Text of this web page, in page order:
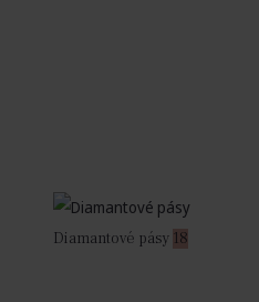
Diamantové pásy 18